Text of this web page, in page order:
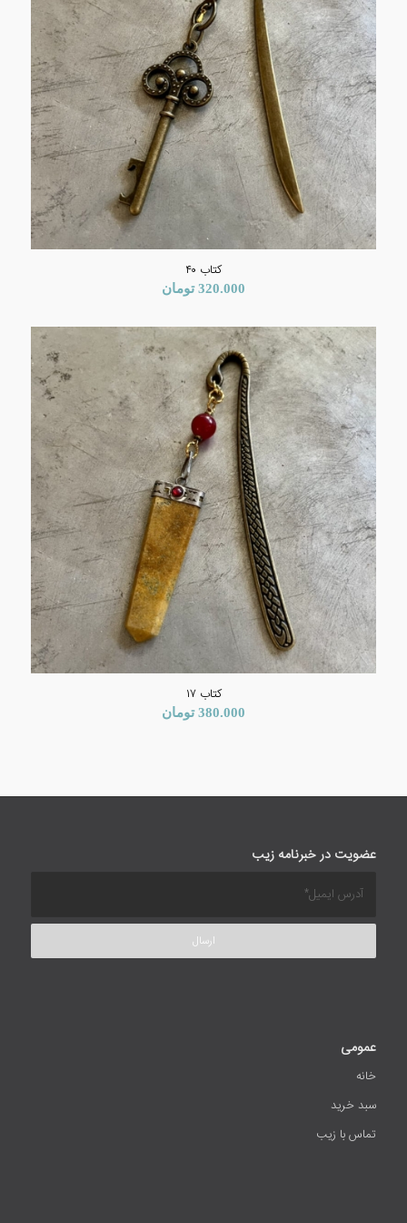
کتاب ۴۰
320.000 تومان
کتاب ۱۷
380.000 تومان
عضویت در خبرنامه زیب
عمومی
خانه
سبد خرید
تماس با زیب